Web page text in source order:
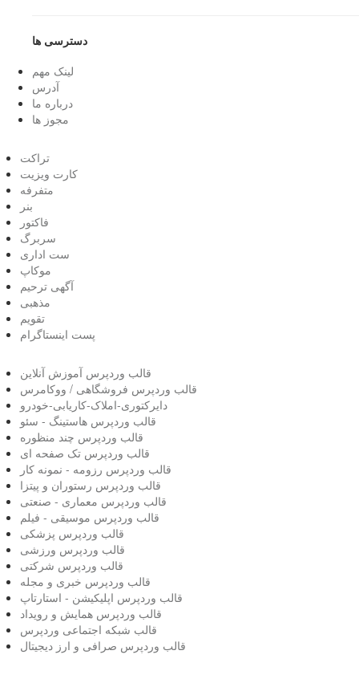
دسترسی ها
لینک مهم
آدرس
درباره ما
مجوز ها
تراکت
کارت ویزیت
متفرفه
بنر
فاکتور
سربرگ
ست اداری
موکاپ
آگهی ترحیم
مذهبی
تقویم
پست اینستاگرام
قالب وردپرس آموزش آنلاین
قالب وردپرس فروشگاهی / ووکامرس
دایرکتوری-املاک-کاریابی-خودرو
قالب وردپرس هاستینگ - سئو
قالب وردپرس چند منظوره
قالب وردپرس تک صفحه ای
قالب وردپرس رزومه - نمونه کار
قالب وردپرس رستوران و پیتزا
قالب وردپرس معماری - صنعتی
قالب وردپرس موسیقی - فیلم
قالب وردپرس پزشکی
قالب وردپرس ورزشی
قالب وردپرس شرکتی
قالب وردپرس خبری و مجله
قالب وردپرس اپلیکیشن - استارتاپ
قالب وردپرس همایش و رویداد
قالب شبکه اجتماعی وردپرس
قالب وردپرس صرافی و ارز دیجیتال